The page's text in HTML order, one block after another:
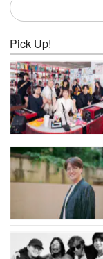
Pick Up!